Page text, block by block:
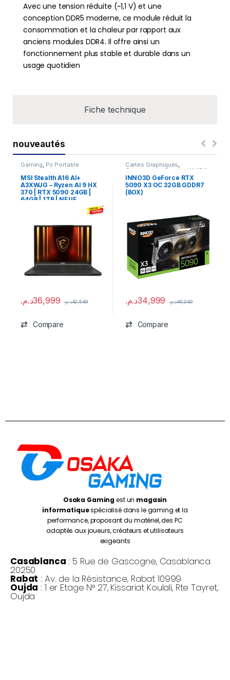
Fiche technique
Avec une tension réduite (~1,1 V) et une
conception DDR5 moderne, ce module réduit la
consommation et la chaleur par rapport aux
anciens modules DDR4. Il offre ainsi un
fonctionnement plus stable et durable dans un
usage quotidien
nouveautés
Gaming, Pc Portable
MSI Stealth A16 AI+
A3XWJG – Ryzen AI 9 HX
370 | RTX 5090 24GB |
64GB | 1TB | NEUF
36,999د.م. 42,549د.م.
Compare
Cartes Graphiques,
Composants Gaming NVIDIA
INNO3D GeForce RTX
5090 X3 OC 32GB GDDR7
(BOX)
34,999د.م. 40,249د.م.
Compare
Osaka Gamingest un magasin
informatiquespécialisé dans le gaming et la
performance, proposant du matériel, des PC
adaptés aux joueurs, créateurs et utilisateurs
exigeants
Casablanca : 5 Rue de Gascogne, Casablanca
20250
Rabat : Av. de la Résistance, Rabat 10999
Oujda : 1 er Etage N° 27, Kissariat Koulali, Rte Tayret,
Oujda